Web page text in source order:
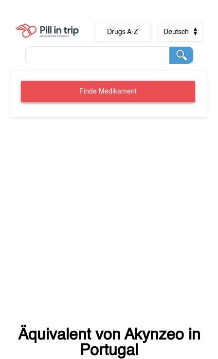
Drugs A-Z Deutsch
Finde Medikament
Äquivalent von Akynzeoin
Portugal